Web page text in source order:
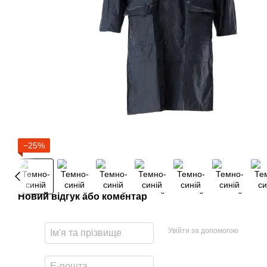
−25%
Новий відгук або коментар
Увійти за допомогою